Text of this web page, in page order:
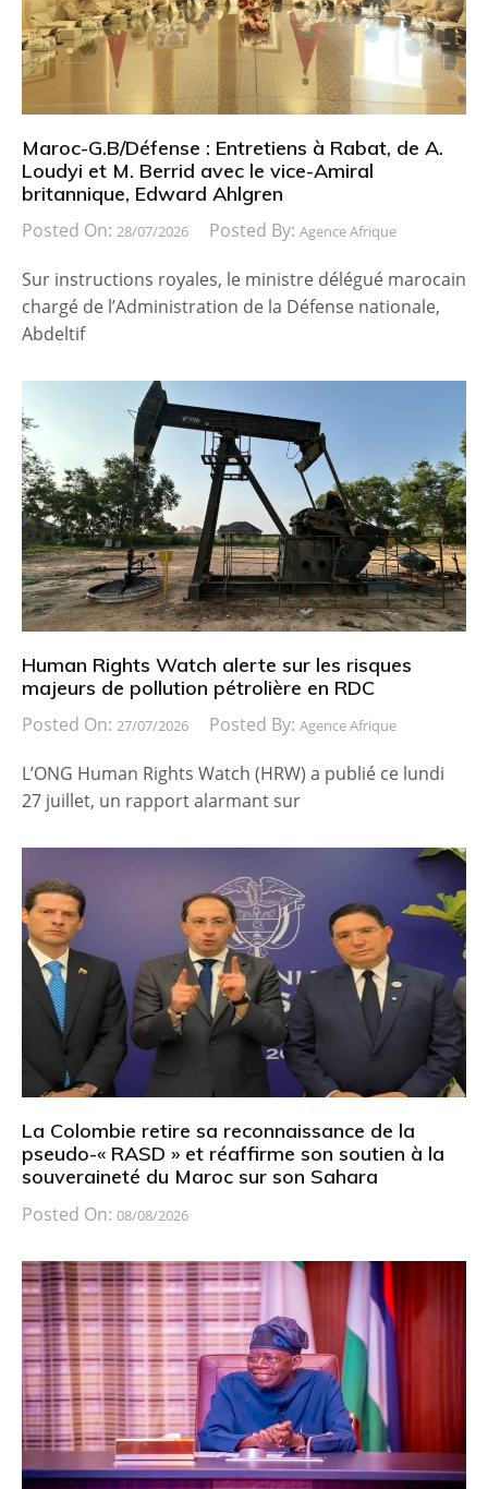
Maroc-G.B/Défense : Entretiens à Rabat, de A.
Loudyi et M. Berrid avec le vice-Amiral
britannique, Edward Ahlgren
Posted On: 28/07/2026 Posted By: Agence Afrique
Sur instructions royales, le ministre délégué marocain
chargé de l’Administration de la Défense nationale,
Abdeltif
Human Rights Watch alerte sur les risques
majeurs de pollution pétrolière en RDC
Posted On: 27/07/2026 Posted By: Agence Afrique
L’ONG Human Rights Watch (HRW) a publié ce lundi
27 juillet, un rapport alarmant sur
La Colombie retire sa reconnaissance de la
pseudo-« RASD » et réaffirme son soutien à la
souveraineté du Maroc sur son Sahara
Posted On: 08/08/2026